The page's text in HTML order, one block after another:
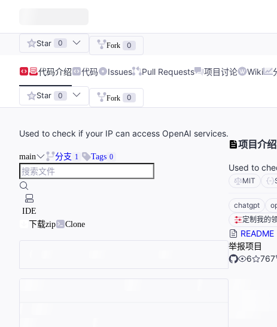
Star 0 Fork 0
代码介绍 代码 Issues Pull Requests 项目讨论 Wiki
Star 0 Fork 0
Used to check if your IP can access OpenAI services.
main 分支 1 Tags 0
IDE
下载zip
Clone
项目介绍
Used to
MIT
chatgpt
定制我的
README
举报项目
6
767